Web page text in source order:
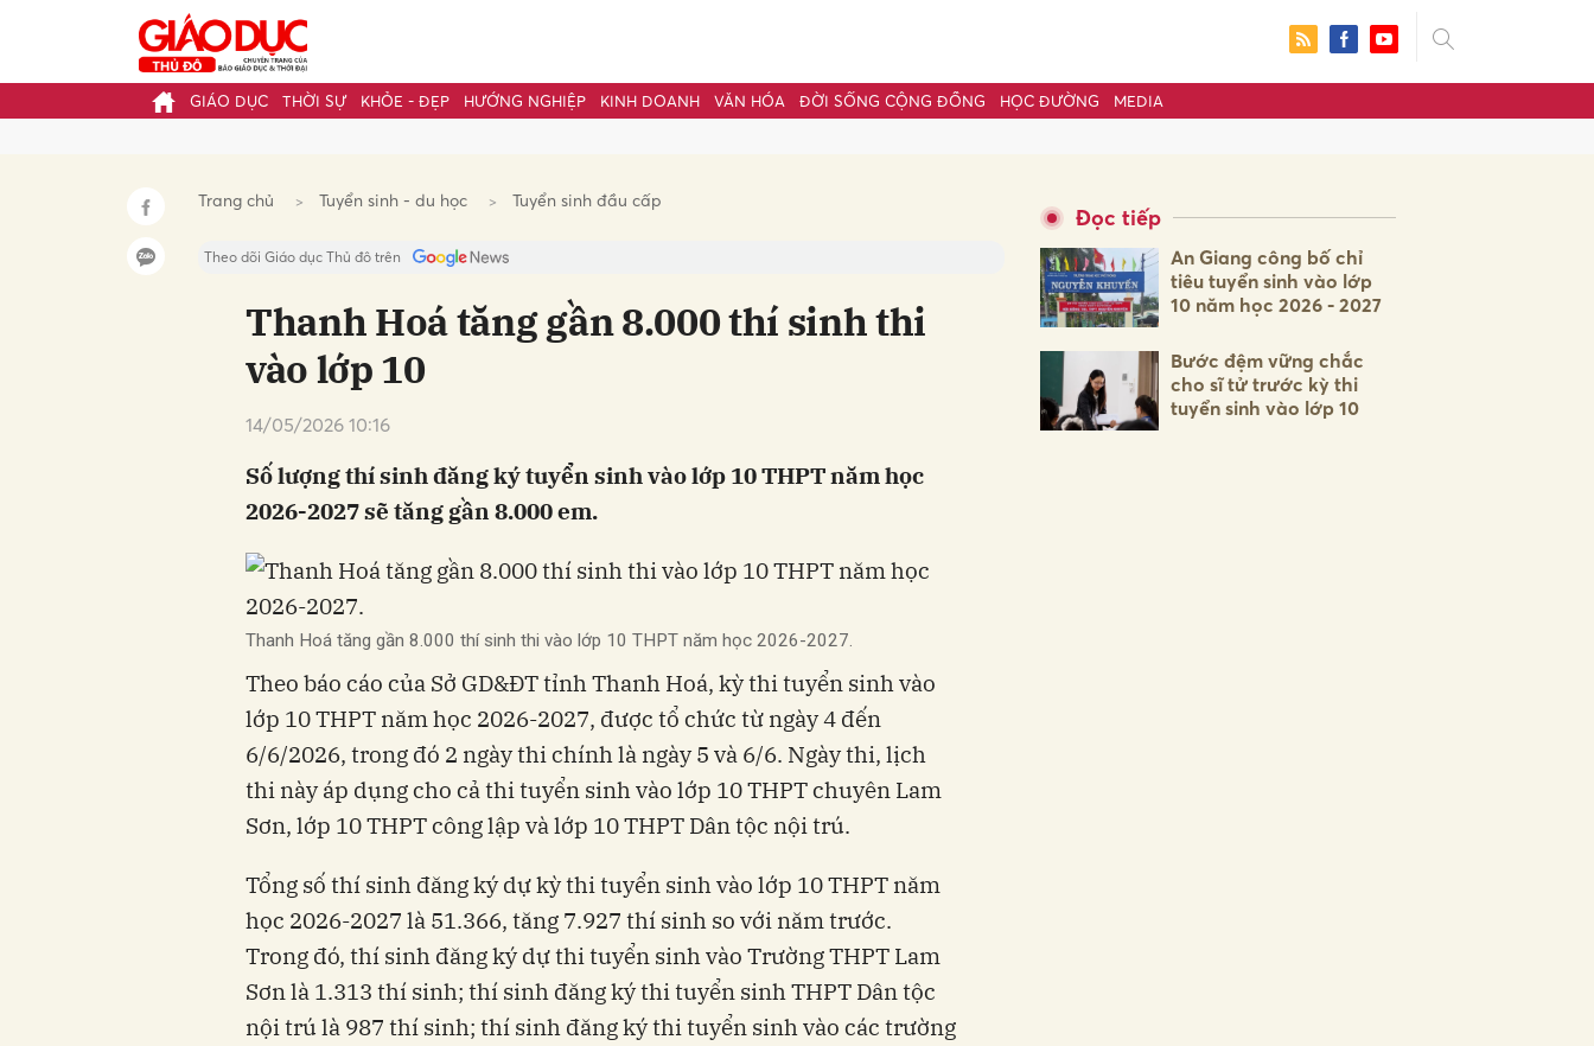
GIÁO DỤC THỜI SỰ KHỎE - ĐẸP HƯỚNG NGHIỆP KINH DOANH VĂN HÓA ĐỜI SỐNG CỘNG ĐỒNG HỌC ĐƯỜNG MEDIA
Trang chủ Tuyển sinh - du học Tuyển sinh đầu cấp
Theo dõi Giáo dục Thủ đô trên
Thanh Hoá tăng gần 8.000 thí sinh thi
vào lớp 10
14/05/2026 10:16
Số lượng thí sinh đăng ký tuyển sinh vào lớp 10 THPT năm học
2026-2027 sẽ tăng gần 8.000 em.
Thanh Hoá tăng gần 8.000 thí sinh thi vào lớp 10 THPT năm học 2026-2027.
Theo báo cáo của Sở GD&ĐT tỉnh Thanh Hoá, kỳ thi tuyển sinh vào
lớp 10 THPT năm học 2026-2027, được tổ chức từ ngày 4 đến
6/6/2026, trong đó 2 ngày thi chính là ngày 5 và 6/6. Ngày thi, lịch
thi này áp dụng cho cả thi tuyển sinh vào lớp 10 THPT chuyên Lam
Sơn, lớp 10 THPT công lập và lớp 10 THPT Dân tộc nội trú.
Tổng số thí sinh đăng ký dự kỳ thi tuyển sinh vào lớp 10 THPT năm
học 2026-2027 là 51.366, tăng 7.927 thí sinh so với năm trước.
Trong đó, thí sinh đăng ký dự thi tuyển sinh vào Trường THPT Lam
Sơn là 1.313 thí sinh; thí sinh đăng ký thi tuyển sinh THPT Dân tộc
nội trú là 987 thí sinh; thí sinh đăng ký thi tuyển sinh vào các trường
Đọc tiếp
An Giang công bố chỉ
tiêu tuyển sinh vào lớp
10 năm học 2026 - 2027
Bước đệm vững chắc
cho sĩ tử trước kỳ thi
tuyển sinh vào lớp 10
Gửi bình luận